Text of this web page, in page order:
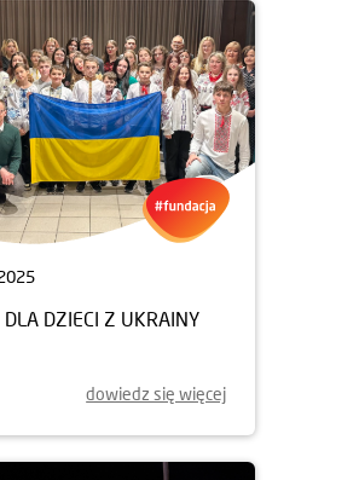
DLA DZIECI Z UKRAINY
dowiedz się więcej